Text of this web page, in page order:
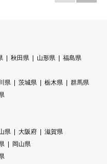
秋田県 山形県
福島県
県 茨城県 栃木県
群馬県
県 大阪府
滋賀県
岡山県